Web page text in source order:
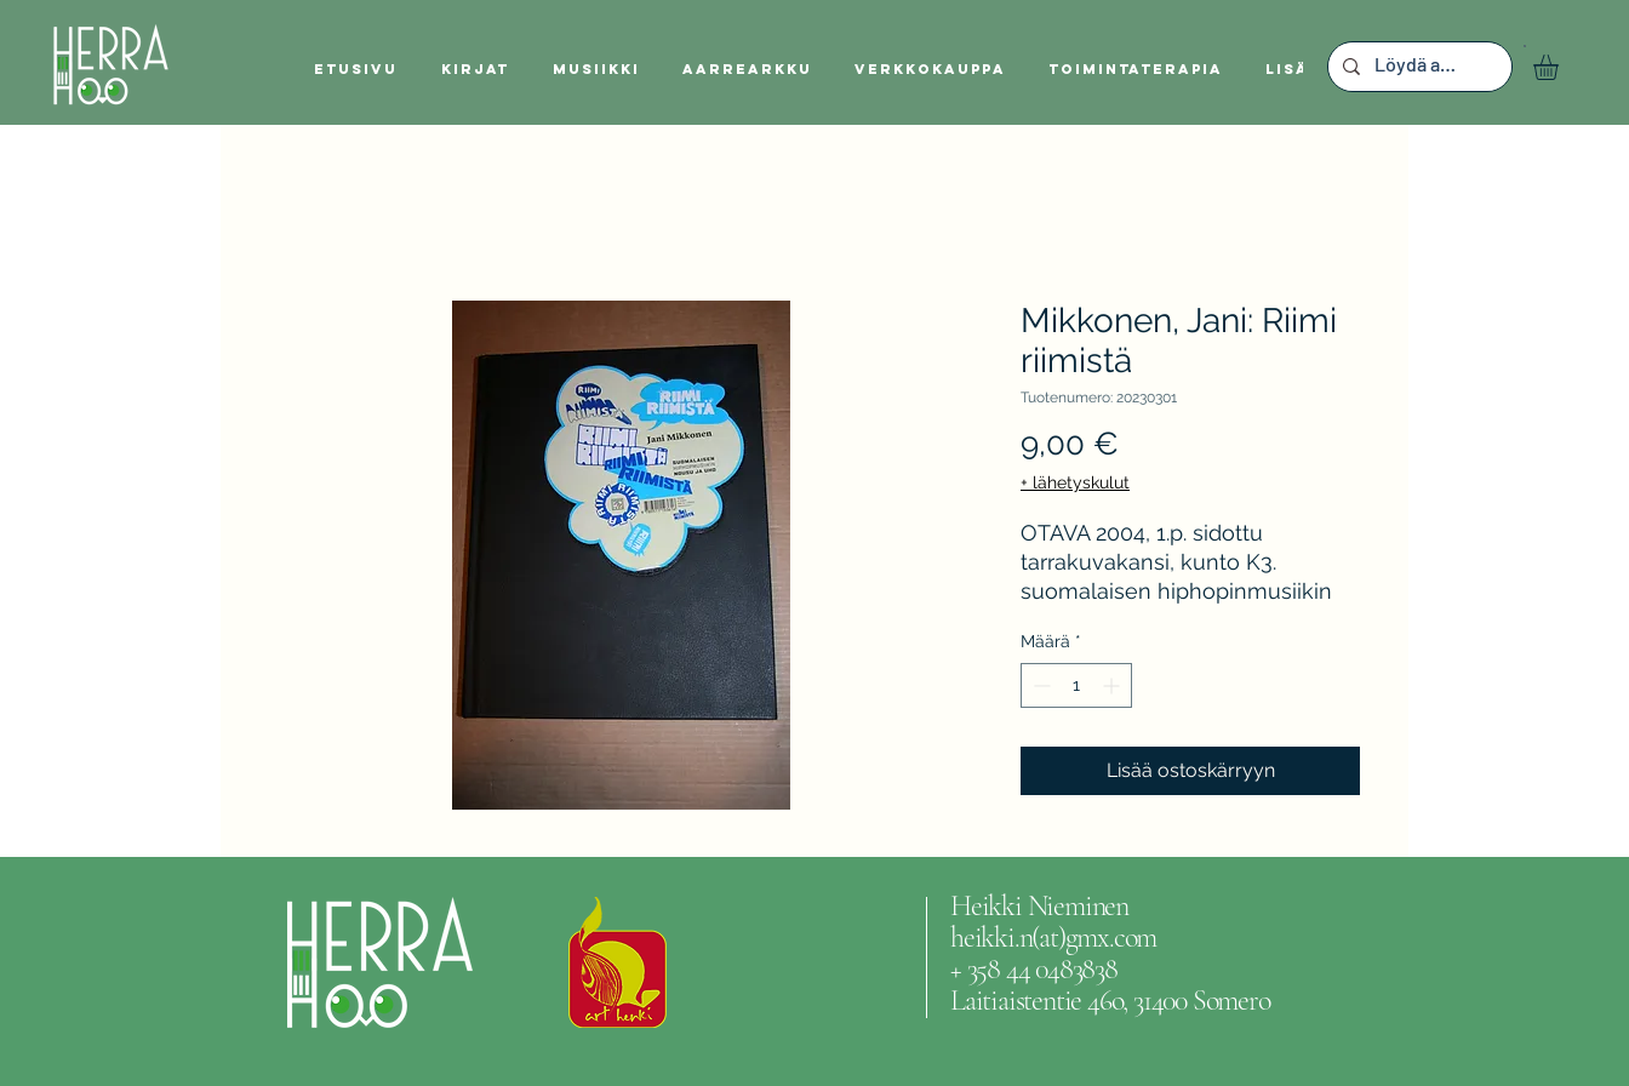
Etusivu Kirjat Musiikki Aarrearkku Verkkokauppa Toimintaterapia Lisää
Mikkonen, Jani: Riimi
riimistä
Tuotenumero: 20230301
9,00 €
+ lähetyskulut
OTAVA 2004, 1.p. sidottu
tarrakuvakansi, kunto K3.
suomalaisen hiphopinmusiikin
Määrä *
Lisää ostoskärryyn
Heikki Nieminen
heikki.n(at)gmx.com
+ 358 44 0483838
Laitiaistentie 46o, 31400 Somero